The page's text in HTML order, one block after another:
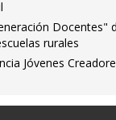
Docentes"
rurales
Jóvenes